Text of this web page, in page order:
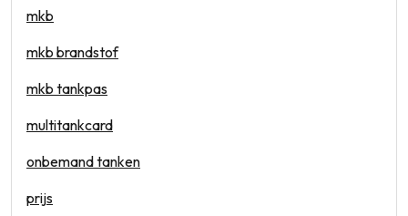
mkb
mkb brandstof
mkb tankpas
multitankcard
onbemand tanken
prijs